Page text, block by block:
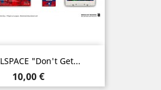
"Don't Get...
Prix
10,00 €